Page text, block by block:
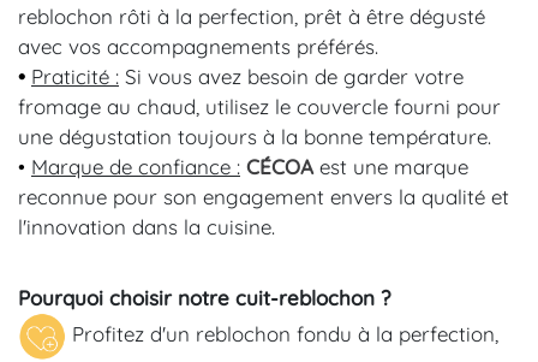
reblochon rôti à la perfection, prêt à être dégusté
avec vos accompagnements préférés.
• Praticité : Si vous avez besoin de garder votre
fromage au chaud, utilisez le couvercle fourni pour
une dégustation toujours à la bonne température.
• Marque de confiance : CÉCOA est une marque
reconnue pour son engagement envers la qualité et
l'innovation dans la cuisine.
Pourquoi choisir notre cuit-reblochon ?
Profitez d'un reblochon fondu à la perfection,